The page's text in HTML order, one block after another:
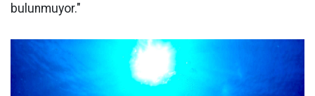
bulunmuyor."